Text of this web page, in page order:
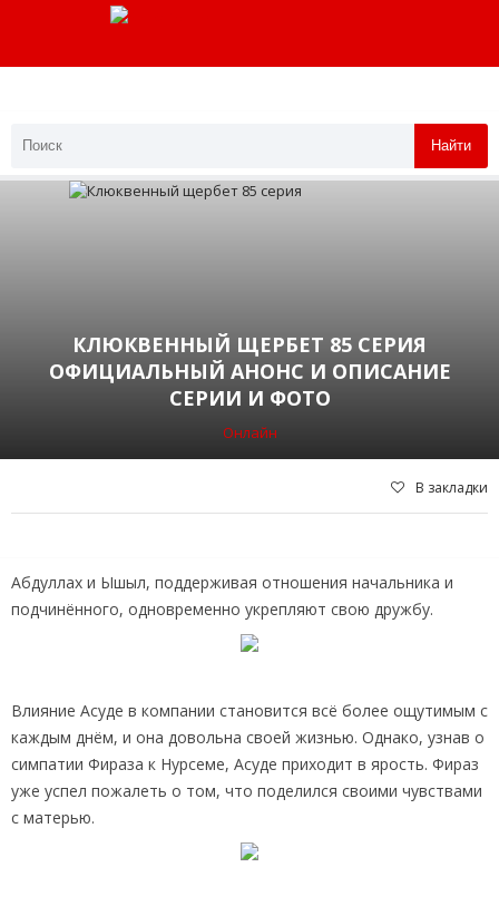
Найти
КЛЮКВЕННЫЙ ЩЕРБЕТ 85 СЕРИЯ
ОФИЦИАЛЬНЫЙ АНОНС И ОПИСАНИЕ
СЕРИИ И ФОТО
Онлайн
В закладки
Абдуллах и Ышыл, поддерживая отношения начальника и
подчинённого, одновременно укрепляют свою дружбу.
Влияние Асуде в компании становится всё более ощутимым с
каждым днём, и она довольна своей жизнью. Однако, узнав о
симпатии Фираза к Нурсеме, Асуде приходит в ярость. Фираз
уже успел пожалеть о том, что поделился своими чувствами
с матерью.